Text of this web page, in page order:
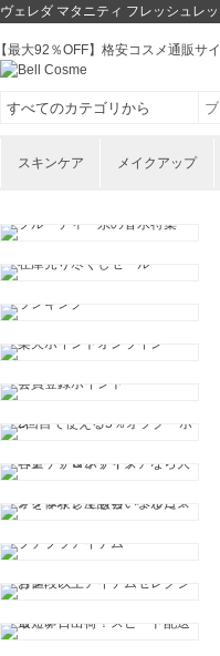
ヴェレダ マタニティ フレッシュレ
【最大92％OFF】格安コスメ通販サ
スキンケア メイクアップ